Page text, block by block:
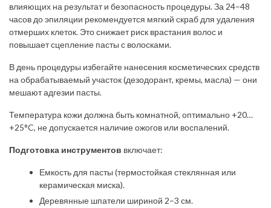
влияющих на результат и безопасность процедуры. За 24–48
часов до эпиляции рекомендуется мягкий скраб для удаления
отмерших клеток. Это снижает риск врастания волос и
повышает сцепление пасты с волосками.
В день процедуры избегайте нанесения косметических средств
на обрабатываемый участок (дезодорант, кремы, масла) — они
мешают адгезии пасты.
Температура кожи должна быть комнатной, оптимально +20…
+25°C, не допускается наличие ожогов или воспалений.
Подготовка инструментов включает:
Емкость для пасты (термостойкая стеклянная или
керамическая миска).
Деревянные шпатели шириной 2–3 см.